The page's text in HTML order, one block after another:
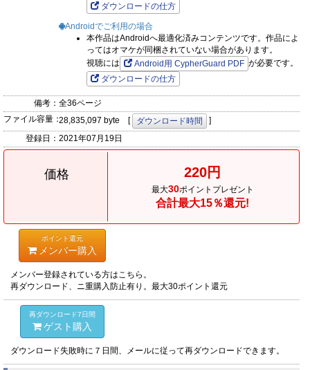
ダウンロードの仕方
Androidでご利用の場合
本作品はAndroidへ最適化済みコンテンツです。作品によ
ってはオマケが同梱されていない場合があります。
視聴には
Android用 CypherGuard PDF が必要です。
ダウンロードの仕方
備考： 全36ページ
ファイル容量：28,835,097 byte [ ダウンロード時間
]
登録日： 2021年07月19日
価格 220円
最大30ポイントプレゼント
合計最大15％還元!
ポイント還元
メンバー購入
メンバー登録されている方はこちら。
再ダウンロード、ニ重購入防止有り。最大30ポイント還元
再ダウンロード7日間
ゲスト購入
ダウンロード失敗時に７日間、メールに従って再ダウンロードできます。